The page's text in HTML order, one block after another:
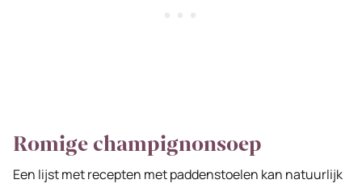
Romige champignonsoep
Een lijst met recepten met paddenstoelen kan natuurlijk